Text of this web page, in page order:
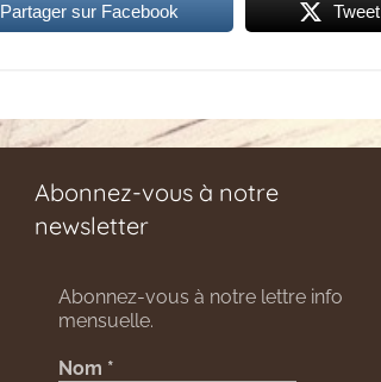
Partager sur Facebook Tweet
Abonnez-vous à notre
newsletter
Abonnez-vous à notre lettre info
mensuelle.
Nom *